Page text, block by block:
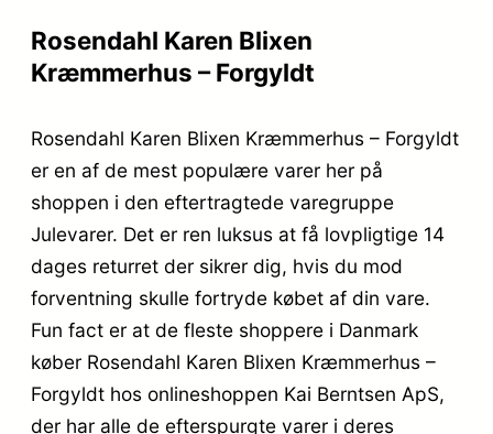
Rosendahl Karen Blixen
Kræmmerhus – Forgyldt
Rosendahl Karen Blixen Kræmmerhus – Forgyldt
er en af de mest populære varer her på
shoppen i den eftertragtede varegruppe
Julevarer. Det er ren luksus at få lovpligtige 14
dages returret der sikrer dig, hvis du mod
forventning skulle fortryde købet af din vare.
Fun fact er at de fleste shoppere i Danmark
køber Rosendahl Karen Blixen Kræmmerhus –
Forgyldt hos onlineshoppen Kai Berntsen ApS,
der har alle de efterspurgte varer i deres